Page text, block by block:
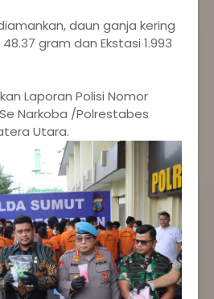
daun ganja kering
gram dan Ekstasi 1.993
Laporan Polisi Nomor
Narkoba /Polrestabes
Utara.